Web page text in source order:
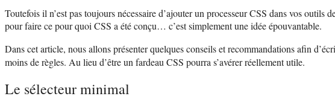
Toutefois il n’est pas toujours nécessaire d’ajouter un processeur CSS dans vos
pour faire ce pour quoi CSS a été conçu… c’est simplement une idée épouvantable.
Dans cet article, nous allons présenter quelques conseils et recommandations afin
moins de règles. Au lieu d’être un fardeau CSS pourra s’avérer réellement utile.
Le sélecteur minimal